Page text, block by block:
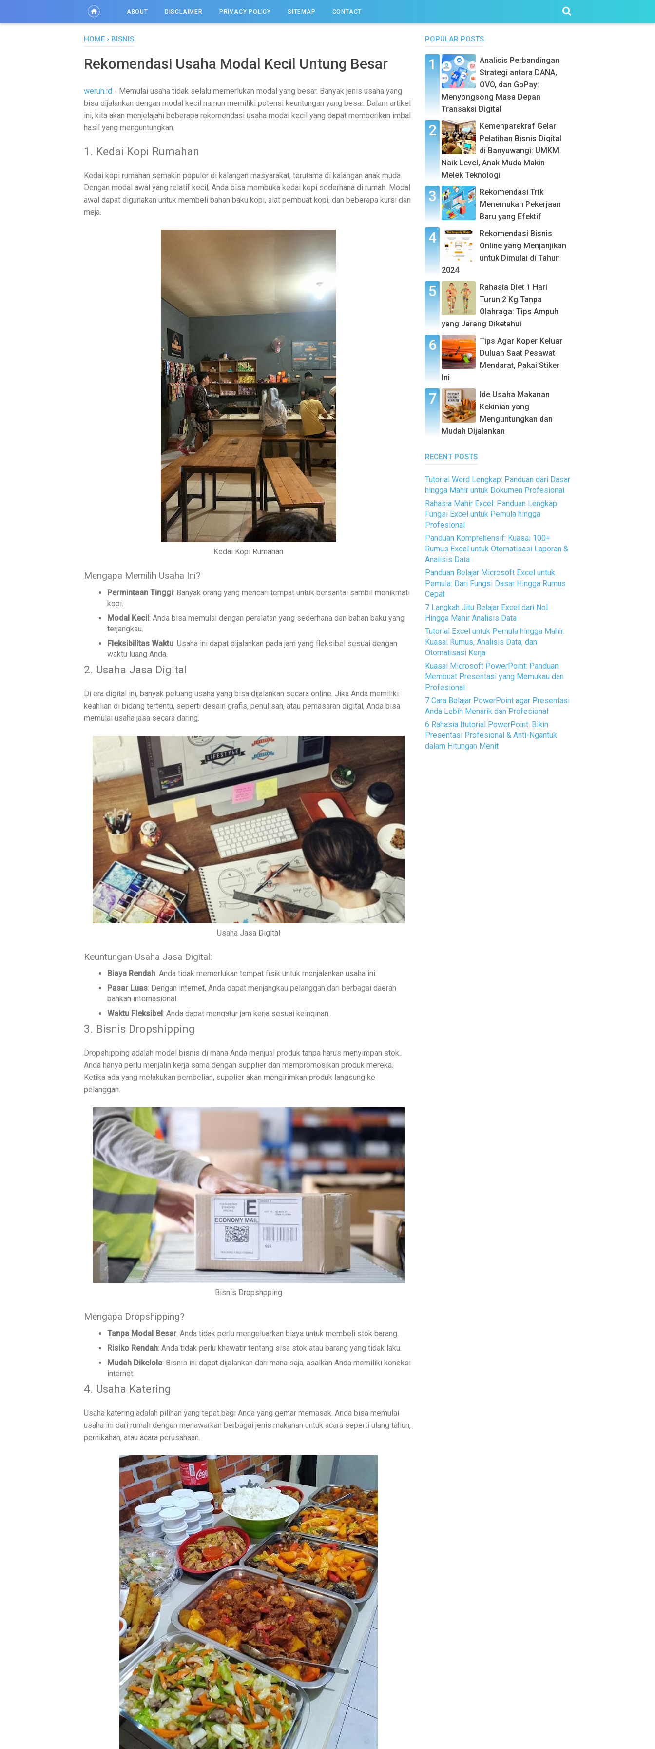
ABOUT DISCLAIMER PRIVACY POLICY SITEMAP CONTACT
HOME › BISNIS
Rekomendasi Usaha Modal Kecil Untung Besar
weruh.id - Memulai usaha tidak selalu memerlukan modal yang besar. Banyak jenis usaha yang
bisa dijalankan dengan modal kecil namun memiliki potensi keuntungan yang besar. Dalam artikel
ini, kita akan menjelajahi beberapa rekomendasi usaha modal kecil yang dapat memberikan imbal
hasil yang menguntungkan.
1. Kedai Kopi Rumahan
Kedai kopi rumahan semakin populer di kalangan masyarakat, terutama di kalangan anak muda.
Dengan modal awal yang relatif kecil, Anda bisa membuka kedai kopi sederhana di rumah. Modal
awal dapat digunakan untuk membeli bahan baku kopi, alat pembuat kopi, dan beberapa kursi dan
meja.
Kedai Kopi Rumahan
Mengapa Memilih Usaha Ini?
Permintaan Tinggi: Banyak orang yang mencari tempat untuk bersantai sambil menikmati
kopi.
Modal Kecil: Anda bisa memulai dengan peralatan yang sederhana dan bahan baku yang
terjangkau.
Fleksibilitas Waktu: Usaha ini dapat dijalankan pada jam yang fleksibel sesuai dengan
waktu luang Anda.
2. Usaha Jasa Digital
Di era digital ini, banyak peluang usaha yang bisa dijalankan secara online. Jika Anda memiliki
keahlian di bidang tertentu, seperti desain grafis, penulisan, atau pemasaran digital, Anda bisa
memulai usaha jasa secara daring.
Usaha Jasa Digital
Keuntungan Usaha Jasa Digital:
Biaya Rendah: Anda tidak memerlukan tempat fisik untuk menjalankan usaha ini.
Pasar Luas: Dengan internet, Anda dapat menjangkau pelanggan dari berbagai daerah
bahkan internasional.
Waktu Fleksibel: Anda dapat mengatur jam kerja sesuai keinginan.
3. Bisnis Dropshipping
Dropshipping adalah model bisnis di mana Anda menjual produk tanpa harus menyimpan stok.
Anda hanya perlu menjalin kerja sama dengan supplier dan mempromosikan produk mereka.
Ketika ada yang melakukan pembelian, supplier akan mengirimkan produk langsung ke
pelanggan.
Bisnis Dropshpping
Mengapa Dropshipping?
Tanpa Modal Besar: Anda tidak perlu mengeluarkan biaya untuk membeli stok barang.
Risiko Rendah: Anda tidak perlu khawatir tentang sisa stok atau barang yang tidak laku.
Mudah Dikelola: Bisnis ini dapat dijalankan dari mana saja, asalkan Anda memiliki koneksi
internet.
4. Usaha Katering
Usaha katering adalah pilihan yang tepat bagi Anda yang gemar memasak. Anda bisa memulai
usaha ini dari rumah dengan menawarkan berbagai jenis makanan untuk acara seperti ulang tahun,
pernikahan, atau acara perusahaan.
POPULAR POSTS
Analisis Perbandingan
Strategi antara DANA,
OVO, dan GoPay:
Menyongsong Masa Depan
Transaksi Digital
Kemenparekraf Gelar
Pelatihan Bisnis Digital
di Banyuwangi: UMKM
Naik Level, Anak Muda Makin
Melek Teknologi
Rekomendasi Trik
Menemukan Pekerjaan
Baru yang Efektif
Rekomendasi Bisnis
Online yang Menjanjikan
untuk Dimulai di Tahun
2024
Rahasia Diet 1 Hari
Turun 2 Kg Tanpa
Olahraga: Tips Ampuh
yang Jarang Diketahui
Tips Agar Koper Keluar
Duluan Saat Pesawat
Mendarat, Pakai Stiker
Ini
Ide Usaha Makanan
Kekinian yang
Menguntungkan dan
Mudah Dijalankan
RECENT POSTS
Tutorial Word Lengkap: Panduan dari Dasar
hingga Mahir untuk Dokumen Profesional
Rahasia Mahir Excel: Panduan Lengkap
Fungsi Excel untuk Pemula hingga
Profesional
Panduan Komprehensif: Kuasai 100+
Rumus Excel untuk Otomatisasi Laporan &
Analisis Data
Panduan Belajar Microsoft Excel untuk
Pemula: Dari Fungsi Dasar Hingga Rumus
Cepat
7 Langkah Jitu Belajar Excel dari Nol
Hingga Mahir Analisis Data
Tutorial Excel untuk Pemula hingga Mahir:
Kuasai Rumus, Analisis Data, dan
Otomatisasi Kerja
Kuasai Microsoft PowerPoint: Panduan
Membuat Presentasi yang Memukau dan
Profesional
7 Cara Belajar PowerPoint agar Presentasi
Anda Lebih Menarik dan Profesional
6 Rahasia Itutorial PowerPoint: Bikin
Presentasi Profesional & Anti-Ngantuk
dalam Hitungan Menit